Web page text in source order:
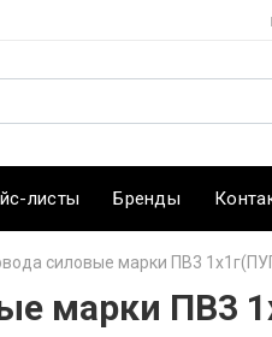
листы Бренды
силовые марки ПВ3
марки ПВ3